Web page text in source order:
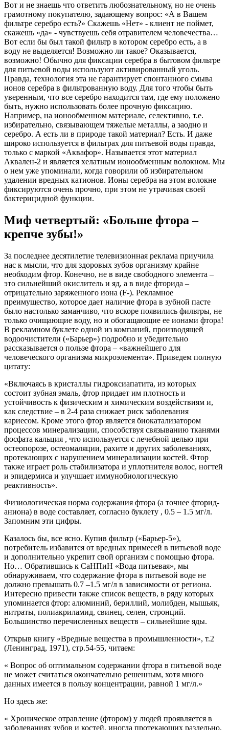
Вот и не знаешь что ответить любознательному, но не очень
грамотному покупателю, задающему вопрос: «А в Вашем
фильтре серебро есть?» Скажешь «Нет» - клиент не поймет,
скажешь «да» - чувствуешь себя отравителем человечества…
Вот если бы был такой фильтр в котором серебро есть, а в
воду не выделяется! Возможно ли такое? Оказывается,
возможно! Обычно для фиксации серебра в бытовом фильтре
для питьевой воды используют активированный уголь.
Правда, технология эта не гарантирует спонтанного смыва
ионов серебра в фильтрованную воду. Для того чтобы быть
уверенным, что все серебро находится там, где ему положено
быть, нужно использовать более прочную фиксацию.
Например, на ионообменном материале, селективно, т.е.
избирательно, связывающем тяжелые металлы, а заодно и
серебро. А есть ли в природе такой материал? Есть. И даже
широко используется в фильтрах для питьевой воды правда,
только с маркой «Аквафор». Называется этот материал
Аквален-2 и является хелатным ионообменным волокном. Мы
о нем уже упоминали, когда говорили об избирательном
удалении вредных катионов. Ионы серебра на этом волокне
фиксируются очень прочно, при этом не утрачивая своей
бактерицидной функции.
Миф четвертый: «Больше фтора –
крепче зубы!»
За последнее десятилетие телевизионная реклама приучила
нас к мысли, что для здоровых зубов организму крайне
необходим фтор. Конечно, не в виде свободного элемента –
это сильнейший окислитель и яд, а в виде фторида –
отрицательно заряженного иона (F-). Рекламное
преимущество, которое дает наличие фтора в зубной пасте
было настолько заманчиво, что вскоре появились фильтры, не
только очищающие воду, но и обогащающие ее ионами фтора!
В рекламном буклете одной из компаний, производящей
водоочистители («Барьер») подробно и убедительно
рассказывается о пользе фтора – «важнейшего для
человеческого организма микроэлемента». Приведем полную
цитату:
«Включаясь в кристаллы гидроксиапатита, из которых
состоит зубная эмаль, фтор придает им плотность и
устойчивость к физическим и химическим воздействиям и,
как следствие – в 2-4 раза снижает риск заболевания
кариесом. Кроме этого фтор является биокатализатором
процессов минерализации, способствуя связыванию тканями
фосфата кальция , что используется с лечебной целью при
остеопорозе, остеомаляции, рахите и других заболеваниях,
протекающих с нарушением минерализации костей. Фтор
также играет роль стабилизатора и уплотнителя волос, ногтей
и эпидермиса и улучшает иммунобиологическую
реактивность».
Физиологическая норма содержания фтора (а точнее фторид-
аниона) в воде составляет, согласно буклету , 0.5 – 1.5 мг/л.
Запомним эти цифры.
Казалось бы, все ясно. Купив фильтр («Барьер-5»),
потребитель избавится от вредных примесей в питьевой воде
и дополнительно укрепит свой организм с помощью фтора.
Но… Обратившись к СаНПиН «Вода питьевая», мы
обнаруживаем, что содержание фтора в питьевой воде не
должно превышать 0.7 –1.5 мг/л в зависимости от региона.
Интересно привести также список веществ, в ряду которых
упоминается фтор: алюминий, бериллий, молибден, мышьяк,
нитраты, полиакриламид, свинец, селен, стронций.
Большинство перечисленных веществ – сильнейшие яды.
Открыв книгу «Вредные вещества в промышленности», т.2
(Ленинград, 1971), стр.54-55, читаем:
« Вопрос об оптимальном содержании фтора в питьевой воде
не может считаться окончательно решенным, хотя много
данных имеется в пользу концентрации, равной 1 мг/л.»
Но здесь же:
« Хроническое отравление (фтором) у людей проявляется в
заболеваниях зубов и костей, иногда протекающих раздельно,